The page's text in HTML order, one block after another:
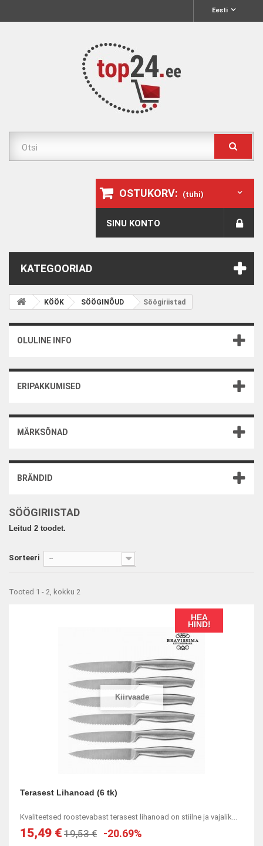
Eesti
OSTUKORV: (tühi)
SINU KONTO
KATEGOORIAD
KÖÖK SÖÖGINÕUD Söögiriistad
OLULINE INFO
ERIPAKKUMISED
MÄRKSÕNAD
BRÄNDID
SÖÖGIRIISTAD
Leitud 2 toodet.
Sorteeri --
Tooted 1 - 2, kokku 2
Kiirvaade
HEA
HIND!
Terasest Lihanoad (6 tk)
Kvaliteetsed roostevabast terasest lihanoad on stiilne ja vajalik...
15,49 € 19,53 € -20.69%